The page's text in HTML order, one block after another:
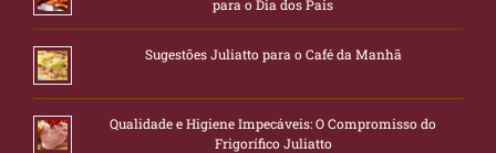
para o Dia dos Pais
Sugestões Juliatto para o Café da Manhã
Qualidade e Higiene Impecáveis: O Compromisso do
Frigorífico Juliatto